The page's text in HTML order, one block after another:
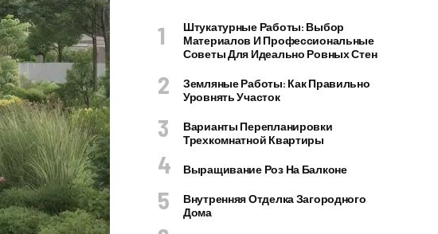
Штукатурные Работы: Выбор
Материалов И Профессиональные
Советы Для Идеально Ровных Стен
Земляные Работы: Как Правильно
Уровнять Участок
Варианты Перепланировки
Трехкомнатной Квартиры
Выращивание Роз На Балконе
Внутренняя Отделка Загородного
Дома